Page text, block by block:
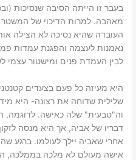
בעבר זו הייתה הסיבה שנסיכות
מאהבה. למרות הדיכוי של המשטר
העובדה שהיא נסיכה לא הצילה
נאמנות לעצמה והפגנת עמדות
לבין העמדת פנים ומישטור עצמי
היא מעיזה כל פעם בצעדים
שלילית שדוחה את רצונה- היא
וה"טבעית" שלה כאישה. לדוגמה,
דבריו של אביה, אך היא מנסה
אחרי שאביה יילך לעולמו. ברגע
אישה מעולם לא מלכה בממלכה,